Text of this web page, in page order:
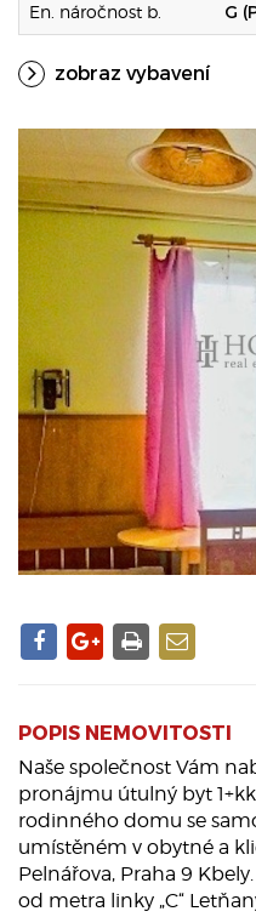
En. náročnost b. G
zobraz vybavení
POPIS NEMOVITOSTI
Naše společnost Vám
pronájmu útulný byt
rodinného domu se
umístěném v obytné a
Pelnářova, Praha 9
od metra linky „C“